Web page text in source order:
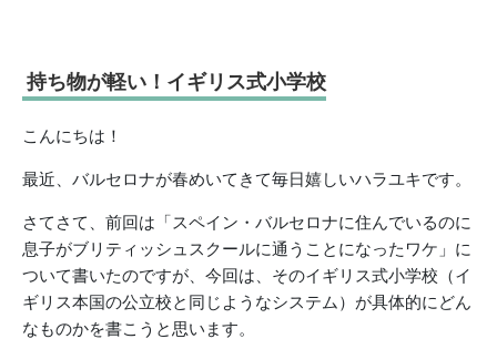
持ち物が軽い！イギリス式小学校
こんにちは！
最近、バルセロナが春めいてきて毎日嬉しいハラユキです。
さてさて、前回は「スペイン・バルセロナに住んでいるのに
息子がブリティッシュスクールに通うことになったワケ」に
ついて書いたのですが、今回は、そのイギリス式小学校（イ
ギリス本国の公立校と同じようなシステム）が具体的にどん
なものかを書こうと思います。